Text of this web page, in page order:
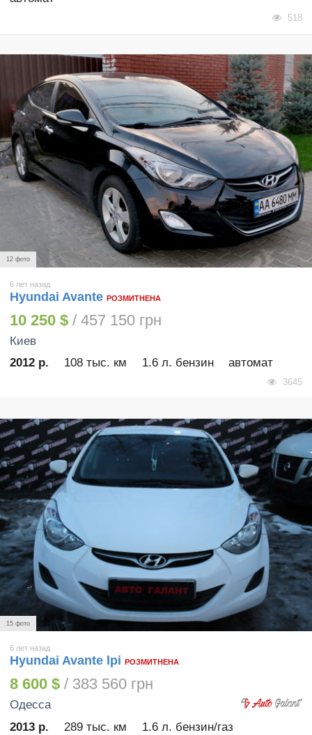
518
12 фото
6 лет назад
Hyundai Avante РОЗМИТНЕНА
10 250 $ / 457 150 грн
Киев
2012 р.
108 тыс. км 1.6 л. бензин автомат
3645
15 фото
6 лет назад
Hyundai Avante lpi РОЗМИТНЕНА
8 600 $ / 383 560 грн
Одесса
2013 р.
289 тыс. км
1.6 л. бензин/газ